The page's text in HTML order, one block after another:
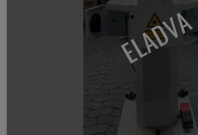
ELADVA